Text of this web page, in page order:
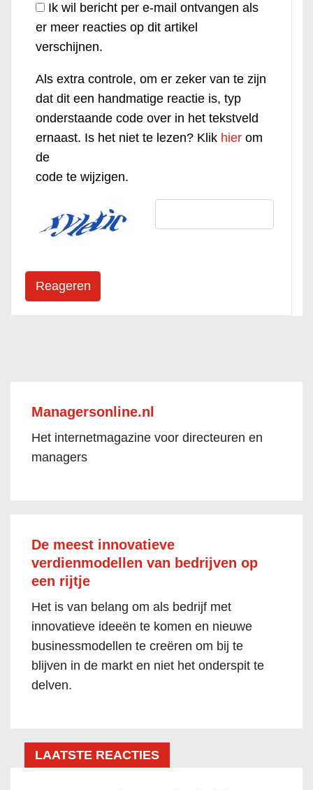
Ik wil bericht per e-mail ontvangen als
er meer reacties op dit artikel
verschijnen.
Als extra controle, om er zeker van te zijn
dat dit een handmatige reactie is, typ
onderstaande code over in het tekstveld
ernaast. Is het niet te lezen? Klik hier om
de
code te wijzigen.
Managersonline.nl
Het internetmagazine voor directeuren en
managers
De meest innovatieve
verdienmodellen van bedrijven op
een rijtje
Het is van belang om als bedrijf met
innovatieve ideeën te komen en nieuwe
businessmodellen te creëren om bij te
blijven in de markt en niet het onderspit te
delven.
LAATSTE REACTIES